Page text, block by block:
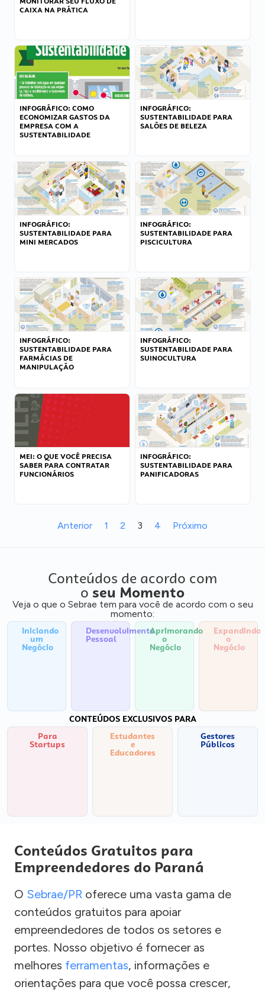
CAIXA NA PRÁTICA
INFOGRÁFICO: COMO
ECONOMIZAR GASTOS DA
EMPRESA COM A
SUSTENTABILIDADE
INFOGRÁFICO:
SUSTENTABILIDADE PARA
SALÕES DE BELEZA
INFOGRÁFICO:
SUSTENTABILIDADE PARA
MINI MERCADOS
INFOGRÁFICO:
SUSTENTABILIDADE PARA
PISCICULTURA
INFOGRÁFICO:
SUSTENTABILIDADE PARA
FARMÁCIAS DE
MANIPULAÇÃO
INFOGRÁFICO:
SUSTENTABILIDADE PARA
SUINOCULTURA
MEI: O QUE VOCÊ PRECISA
SABER PARA CONTRATAR
FUNCIONÁRIOS
INFOGRÁFICO:
SUSTENTABILIDADE PARA
PANIFICADORAS
Anterior 1 2 3 4 Próximo
Conteúdos de acordo com
o seu Momento
Veja o que o Sebrae tem para você de acordo com o seu
momento:
Iniciando
um
Negócio
Desenvolvimento
Pessoal
Aprimorando
o
Negócio
Expandindo
o
Negócio
CONTEÚDOS EXCLUSIVOS PARA
Para
Startups
Estudantes
e
Educadores
Gestores
Públicos
Conteúdos Gratuitos para
Empreendedores do Paraná
O Sebrae/PR oferece uma vasta gama de
conteúdos gratuitos para apoiar
empreendedores de todos os setores e
portes. Nosso objetivo é fornecer as
melhores ferramentas, informações e
orientações para que você possa crescer,